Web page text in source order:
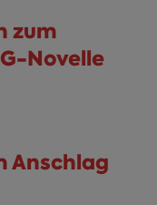
zum
Novelle
Anschlag